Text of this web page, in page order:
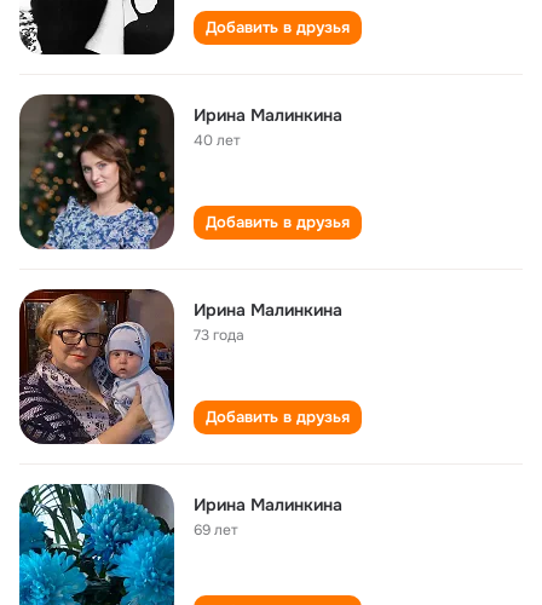
Добавить в друзья
Ирина Малинкина
40 лет
Добавить в друзья
Ирина Малинкина
73 года
Добавить в друзья
Ирина Малинкина
69 лет